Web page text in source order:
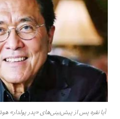
آیا نقره پس از پیش‌بینی‌های «پدر پولدار»